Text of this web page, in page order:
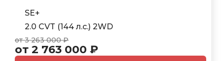
SE+
2.0 CVT (144 л.с.) 2WD
от 3 263 000 ₽
от 2 763 000 ₽